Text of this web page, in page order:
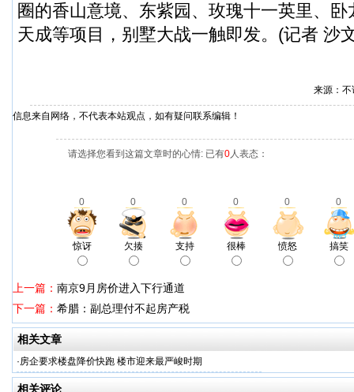
圈的香山意境、东紫园、玫瑰十一英里、
天成等项目，别墅大战一触即发。(记者 沙
来源：
信息来自网络，不代表本站观点，如有疑问联系编辑！
请选择您看到这篇文章时的心情: 已有0人表态：
0 0 0 0 0 0
惊讶 欠揍 支持 很棒 愤怒 搞笑
上一篇： 南京9月房价进入下行通道
下一篇： 希腊：副总理付不起房产税
相关文章
·房企要求楼盘降价快跑 楼市迎来最严峻时期
相关评论